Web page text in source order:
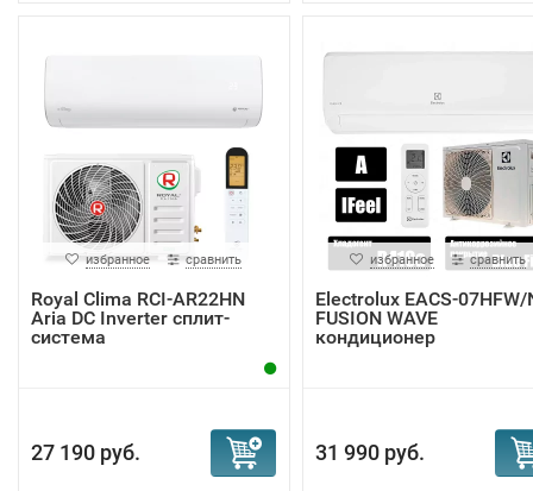
избранное сравнить
Royal Clima RCI-AR22HN
Aria DC Inverter сплит-
система
27 190 руб.
избранное сравнить
Electrolux EACS-07HFW/
FUSION WAVE
кондиционер
31 990 руб.